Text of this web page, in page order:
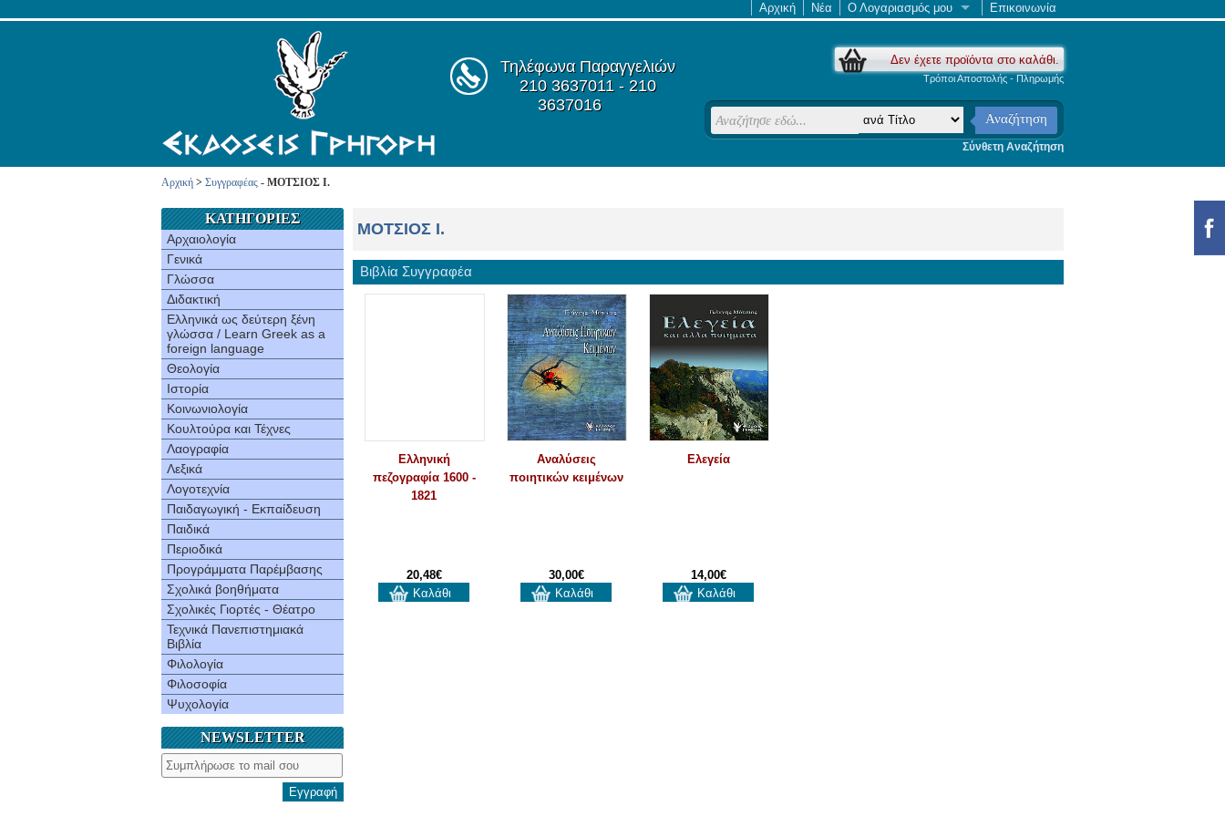
Αρχική Νέα Ο Λογαριασμός μου Επικοινωνία
Τηλέφωνα Παραγγελιών
210 3637011 - 210
3637016
Δεν έχετε προϊόντα στο καλάθι.
Τρόποι Αποστολής - Πληρωμής
Αναζήτηση
Σύνθετη Αναζήτηση
Αρχική > Συγγραφέας - ΜΟΤΣIOΣ I.
ΚΑΤΗΓΟΡΙΕΣ
Αρχαιολογία
Γενικά
Γλώσσα
Διδακτική
Ελληνικά ως δεύτερη ξένη
γλώσσα / Learn Greek as a
foreign language
Θεολογία
Ιστορία
Κοινωνιολογία
Κουλτούρα και Τέχνες
Λαογραφία
Λεξικά
Λογοτεχνία
Παιδαγωγική - Εκπαίδευση
Παιδικά
Περιοδικά
Προγράμματα Παρέμβασης
Σχολικά βοηθήματα
Σχολικές Γιορτές - Θέατρο
Τεχνικά Πανεπιστημιακά
Βιβλία
Φιλολογία
Φιλοσοφία
Ψυχολογία
NEWSLETTER
Εγγραφή
ΜΟΤΣIOΣ I.
Βιβλία Συγγραφέα
Ελληνική
πεζογραφία 1600 -
1821
20,48€
Καλάθι
Αναλύσεις
ποιητικών κειμένων
30,00€
Καλάθι
Ελεγεία
14,00€
Καλάθι